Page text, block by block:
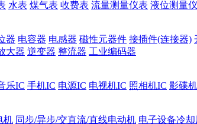
水表 煤气表 收费表 流量测量仪表 液位测量
器 电容器 电感器 磁性元器件 接插件(连接器)
大器 逆变器 整流器 工业编码器
乐IC 手机IC 电源IC 电视机IC 照相机IC 影碟
机 同步/异步/交直流/直线电动机 电子设备冷